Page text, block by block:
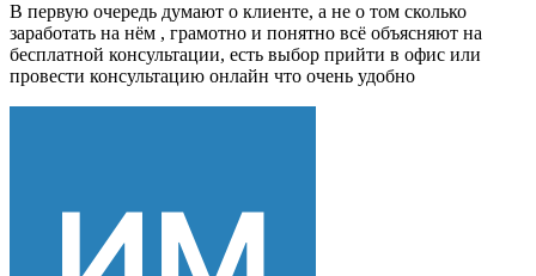
В первую очередь думают о клиенте, а не о том сколько
заработать на нём , грамотно и понятно всё объясняют на
бесплатной консультации, есть выбор прийти в офис или
провести консультацию онлайн что очень удобно